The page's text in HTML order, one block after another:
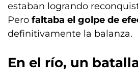
estaban logrando
Pero faltaba el golpe de
definitivamente la balanza.
En el río, un